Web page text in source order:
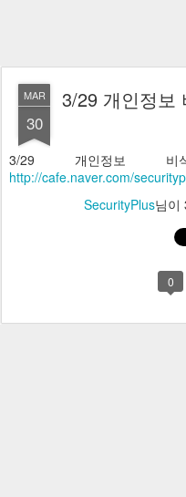
MAR
30
3/29 개인정보
3/29 개인정보 비
http://cafe.naver.com/
SecurityPlus님이
0